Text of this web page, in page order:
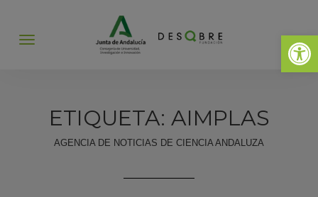
Abrir
Abrir
ETIQUETA: AIMPLAS
AGENCIA DE NOTICIAS DE CIENCIA ANDALUZA